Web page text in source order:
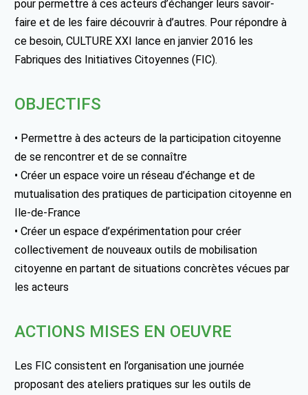
pour permettre à ces acteurs d’échanger leurs savoir-
faire et de les faire découvrir à d’autres. Pour répondre à
ce besoin, CULTURE XXI lance en janvier 2016 les
Fabriques des Initiatives Citoyennes (FIC).
OBJECTIFS
• Permettre à des acteurs de la participation citoyenne
de se rencontrer et de se connaître
• Créer un espace voire un réseau d’échange et de
mutualisation des pratiques de participation citoyenne en
Ile-de-France
• Créer un espace d’expérimentation pour créer
collectivement de nouveaux outils de mobilisation
citoyenne en partant de situations concrètes vécues par
les acteurs
ACTIONS MISES EN OEUVRE
Les FIC consistent en l’organisation une journée
proposant des ateliers pratiques sur les outils de